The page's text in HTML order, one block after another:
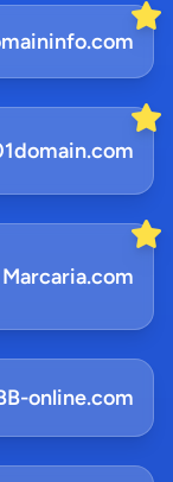
Marcaria.com
online.com